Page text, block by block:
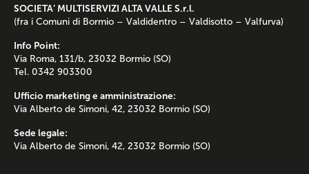
SOCIETA’ MULTISERVIZI ALTA VALLE S.r.l.
(fra i Comuni di Bormio – Valdidentro – Valdisotto – Valfurva)
Info Point:
Via Roma, 131/b, 23032 Bormio (SO)
Tel. 0342 903300
Ufficio marketing e amministrazione:
Via Alberto de Simoni, 42, 23032 Bormio (SO)
Sede legale:
Via Alberto de Simoni, 42, 23032 Bormio (SO)